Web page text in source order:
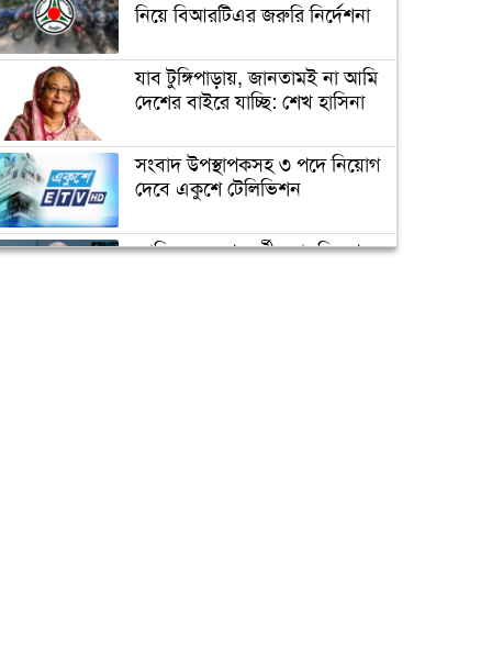
ফিশারিজ রিসার্চ ইনস্টিটিউট
মাধ্যমিকে পড়তে হবে অংক
বিজ্ঞানসহ মৌলিক বিষয়
গুচ্ছ পদ্ধতিতে ভর্তি পরীক্ষা হবে
নিয়ে বিআরটিএর জরুরি নির্দেশনা
যাব টুঙ্গিপাড়ায়, জানতামই না আমি
দেশের বাইরে যাচ্ছি: শেখ হাসিনা
সংবাদ উপস্থাপকসহ ৩ পদে নিয়োগ
দেবে একুশে টেলিভিশন
জাতিসংঘের পরবর্তী মহাসচিব পদে